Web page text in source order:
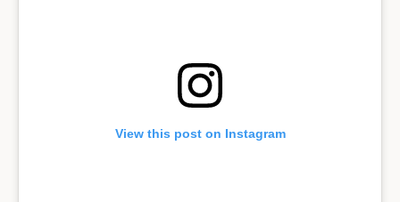
View this post on Instagram